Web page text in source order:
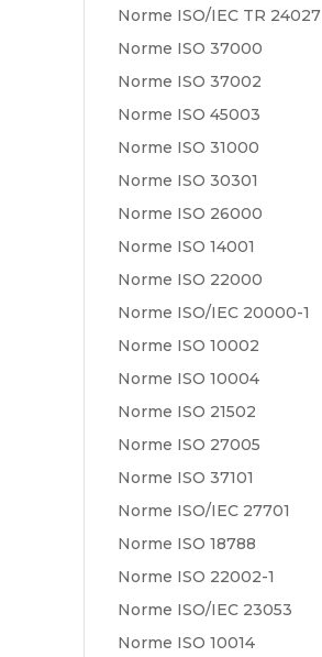
Norme ISO/IEC TR 24027
Norme ISO 37000
Norme ISO 37002
Norme ISO 45003
Norme ISO 31000
Norme ISO 30301
Norme ISO 26000
Norme ISO 14001
Norme ISO 22000
Norme ISO/IEC 20000-1
Norme ISO 10002
Norme ISO 10004
Norme ISO 21502
Norme ISO 27005
Norme ISO 37101
Norme ISO/IEC 27701
Norme ISO 18788
Norme ISO 22002-1
Norme ISO/IEC 23053
Norme ISO 10014